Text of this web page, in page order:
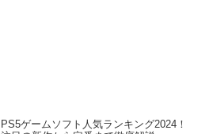
PS5ゲームソフト人気ランキング2024！